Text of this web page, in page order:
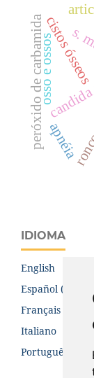
peróxido de carbamidacistos ósseos
s.
apnéia
osso e ossos
IDIOMA
English
Español
Français
Italiano
Português